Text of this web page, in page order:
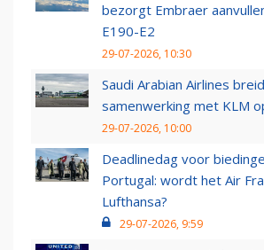
bezorgt Embraer
E190-E2
29-07-2026, 10:30
Saudi Arabian Airlines
samenwerking met KLM
29-07-2026, 10:00
Deadlinedag voor
Portugal: wordt het Air
Lufthansa?
29-07-2026, 9:59